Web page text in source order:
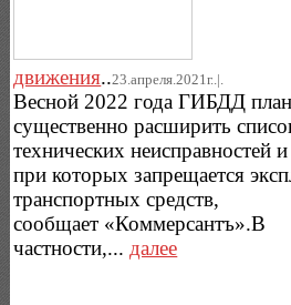
движения..23.апреля.2021г..|.
Весной 2022 года ГИБДД
существенно расширить
технических неисправностей
при которых запрещается
транспортных средств,
сообщает «Коммерсантъ».В
частности,... далее